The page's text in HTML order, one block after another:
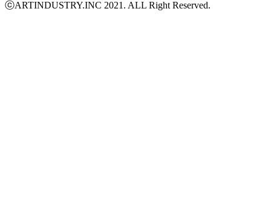
ⓒARTINDUSTRY.INC 2021. ALL Right Reserved.